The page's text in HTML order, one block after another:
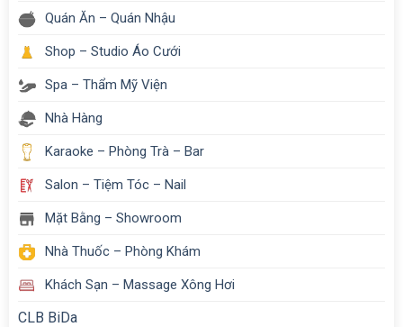
Quán Ăn – Quán Nhậu
Shop – Studio Áo Cưới
Spa – Thẩm Mỹ Viện
Nhà Hàng
Karaoke – Phòng Trà – Bar
Salon – Tiệm Tóc – Nail
Mặt Bằng – Showroom
Nhà Thuốc – Phòng Khám
Khách Sạn – Massage Xông Hơi
CLB BiDa